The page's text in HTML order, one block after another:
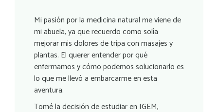
Mi pasión por la medicina natural me viene de
mi abuela, ya que recuerdo como solía
mejorar mis dolores de tripa con masajes y
plantas. El querer entender por qué
enfermamos y cómo podemos solucionarlo es
lo que me llevó a embarcarme en esta
aventura.
Tomé la decisión de estudiar en IGEM,